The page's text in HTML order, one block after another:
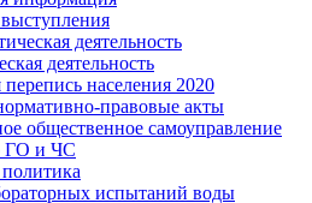
деятельность
деятельность
перепись населения 2020
правовые акты
общественное самоуправление
ГО и ЧС
испытаний воды